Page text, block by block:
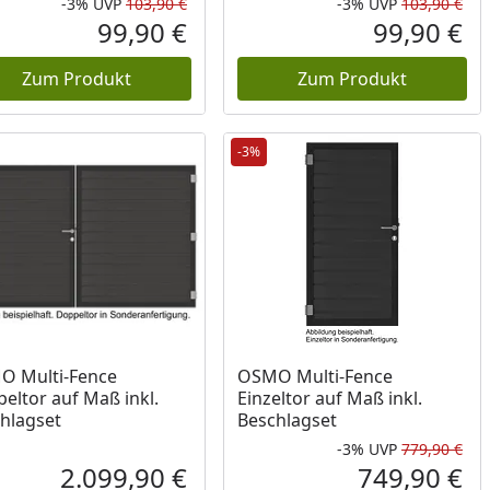
Preis Rabatt in Prozent
Ursprünglicher Preis
Aktueller Preis
99,90 €
Zum Produkt
99,90 €
Zum Produkt
Preis
Multi-Fence
auf Maß inkl.
2.099,90 €
-3%
OSMO Multi-Fence
Einzeltor auf Maß inkl.
Beschlagset
-3% UVP 779,90 €
749,90 €